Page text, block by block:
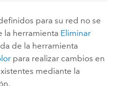
para su red no se
la herramienta Eliminar
de la herramienta
para realizar cambios en
mediante la